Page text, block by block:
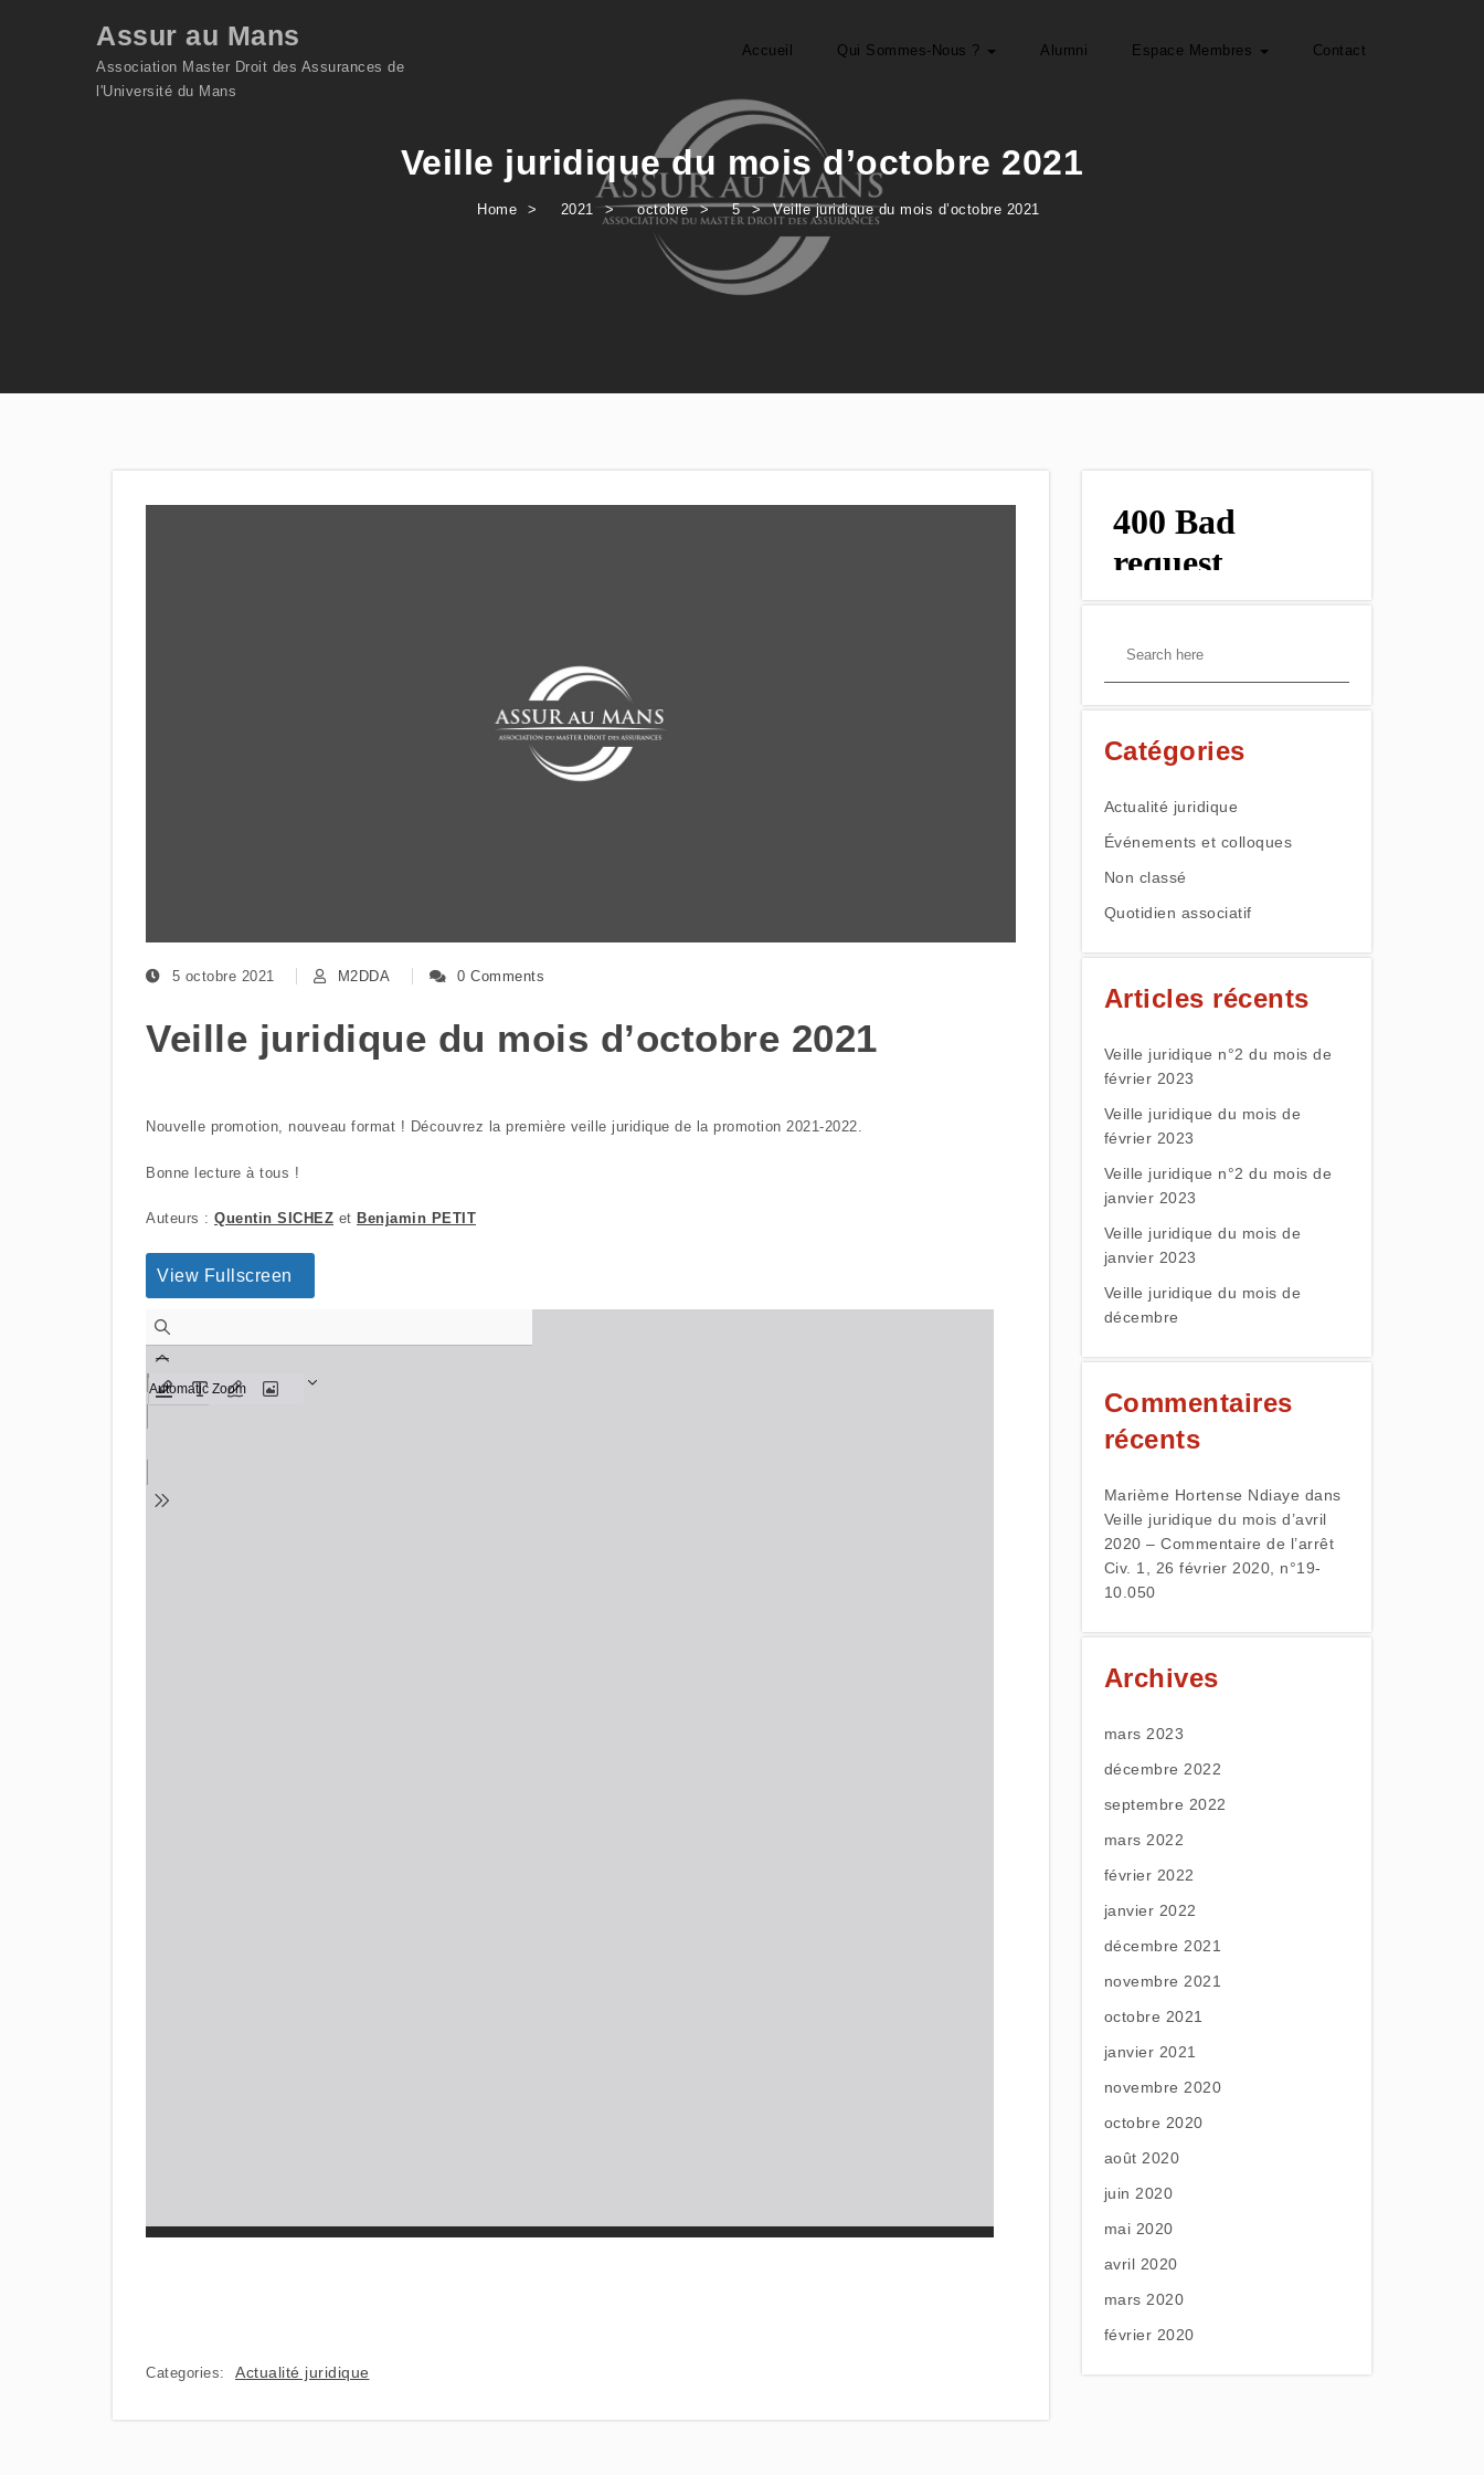
Assur au Mans
Association Master Droit des Assurances de
l'Université du Mans
Accueil Qui Sommes-Nous ? Alumni Espace Membres Contact
Veille juridique du mois d’octobre 2021
Home 2021 octobre 5 Veille juridique du mois d’octobre 2021
5 octobre 2021 M2DDA 0 Comments
Veille juridique du mois d’octobre 2021
Nouvelle promotion, nouveau format ! Découvrez la première veille juridique de la promotion 2021-2022.
Bonne lecture à tous !
Auteurs : Quentin SICHEZ et Benjamin PETIT
View Fullscreen
Categories: Actualité juridique
Catégories
Actualité juridique
Événements et colloques
Non classé
Quotidien associatif
Articles récents
Veille juridique n°2 du mois de
février 2023
Veille juridique du mois de
février 2023
Veille juridique n°2 du mois de
janvier 2023
Veille juridique du mois de
janvier 2023
Veille juridique du mois de
décembre
Commentaires
récents
Marième Hortense Ndiaye dans
Veille juridique du mois d’avril
2020 – Commentaire de l’arrêt
Civ. 1, 26 février 2020, n°19-
10.050
Archives
mars 2023
décembre 2022
septembre 2022
mars 2022
février 2022
janvier 2022
décembre 2021
novembre 2021
octobre 2021
janvier 2021
novembre 2020
octobre 2020
août 2020
juin 2020
mai 2020
avril 2020
mars 2020
février 2020